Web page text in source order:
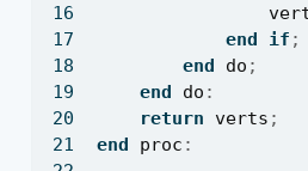
end
if ;
end
do ;
end
do :
return
verts ;
end
proc :